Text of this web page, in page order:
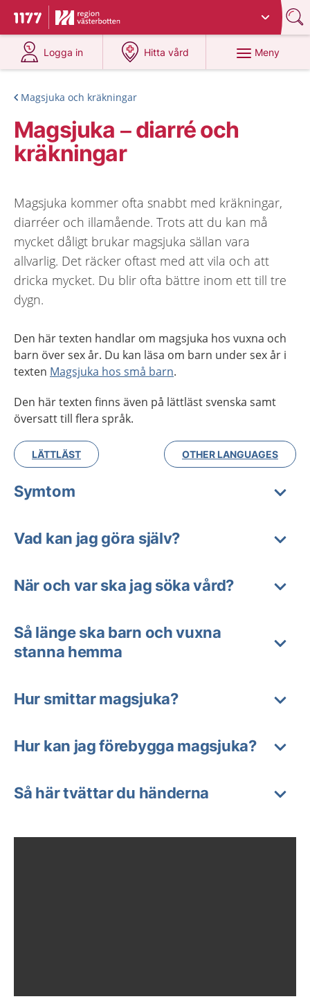
Till startsidan för 1177
Du har valt region
Logga in
på 1177.se
Hitta vård
på 1177.se
Meny
Magsjuka och kräkningar
Magsjuka – diarré och
kräkningar
Magsjuka kommer ofta snabbt med kräkningar,
diarréer och illamående. Trots att du kan må
mycket dåligt brukar magsjuka sällan vara
allvarlig. Det räcker oftast med att vila och att
dricka mycket. Du blir ofta bättre inom ett till tre
dygn.
Den här texten handlar om magsjuka hos vuxna och
barn över sex år. Du kan läsa om barn under sex år i
texten Magsjuka hos små barn.
Den här texten finns även på lättläst svenska samt
översatt till flera språk.
OTHER LANGUAGES
LÄTTLÄST
Symtom
Vad kan jag göra själv?
När och var ska jag söka vård?
Så länge ska barn och vuxna
stanna hemma
Hur smittar magsjuka?
Hur kan jag förebygga magsjuka?
Så här tvättar du händerna